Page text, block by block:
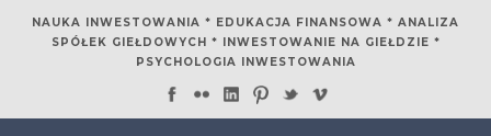
NAUKA INWESTOWANIA * EDUKACJA FINANSOWA * ANALIZA
SPÓŁEK GIEŁDOWYCH * INWESTOWANIE NA GIEŁDZIE *
PSYCHOLOGIA INWESTOWANIA